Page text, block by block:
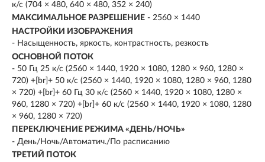
к/с (704 × 480, 640 × 480, 352 × 240)
МАКСИМАЛЬНОЕ РАЗРЕШЕНИЕ - 2560 × 1440
НАСТРОЙКИ ИЗОБРАЖЕНИЯ
- Насыщенность, яркость, контрастность, резкость
ОСНОВНОЙ ПОТОК
- 50 Гц 25 к/с (2560 × 1440, 1920 × 1080, 1280 × 960, 1280 ×
720) +[br]+ 50 к/с (2560 × 1440, 1920 × 1080, 1280 × 960, 1280
× 720) +[br]+ 60 Гц 30 к/с (2560 × 1440, 1920 × 1080, 1280 ×
960, 1280 × 720) +[br]+ 60 к/с (2560 × 1440, 1920 × 1080, 1280
× 960, 1280 × 720)
ПЕРЕКЛЮЧЕНИЕ РЕЖИМА «ДЕНЬ/НОЧЬ»
- День/Ночь/Автоматич./По расписанию
ТРЕТИЙ ПОТОК